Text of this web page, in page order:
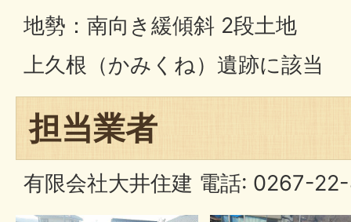
地勢：南向き緩傾斜 2段土地
上久根（かみくね）遺跡に該当
担当業者
有限会社大井住建 電話: 0267-